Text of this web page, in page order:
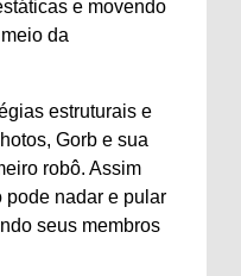
e movendo
da
estruturais e
Gorb e sua
robô. Assim
pode nadar e pular
seus membros